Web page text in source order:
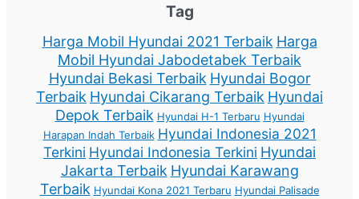
Tag
Harga Mobil Hyundai 2021 Terbaik Harga
Mobil Hyundai Jabodetabek Terbaik
Hyundai Bekasi Terbaik Hyundai Bogor
Terbaik Hyundai Cikarang Terbaik Hyundai
Depok Terbaik Hyundai H-1 Terbaru Hyundai
Harapan Indah Terbaik Hyundai Indonesia 2021
Terkini Hyundai Indonesia Terkini Hyundai
Jakarta Terbaik Hyundai Karawang
Terbaik Hyundai Kona 2021 Terbaru Hyundai Palisade